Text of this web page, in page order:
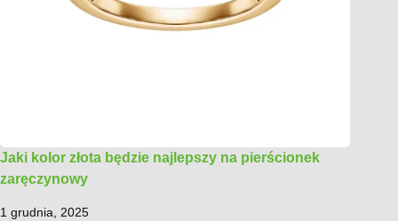
Jaki kolor złota będzie najlepszy na pierścionek
zaręczynowy
1 grudnia, 2025